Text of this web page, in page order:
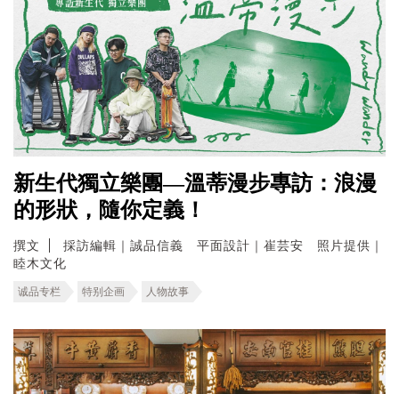
新生代獨立樂團—溫蒂漫步專訪：浪漫
的形狀，隨你定義！
撰文
採訪編輯｜誠品信義 平面設計｜崔芸安 照片提供｜
睦木文化
诚品专栏 特别企画 人物故事